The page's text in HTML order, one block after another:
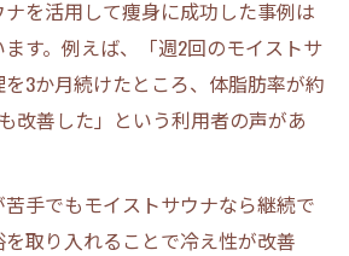
を活用して痩身に成功した事例は
す。例えば、「週2回のモイストサ
3か月続けたところ、体脂肪率が約
改善した」という利用者の声があ
手でもモイストサウナなら継続で
取り入れることで冷え性が改善